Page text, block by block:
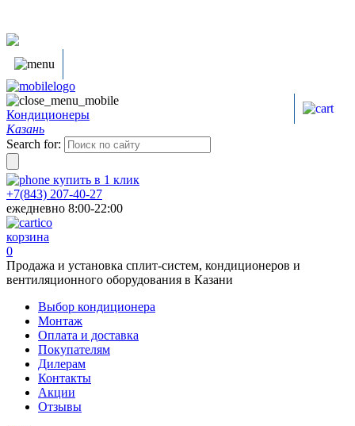
Кондиционеры
Казань
Search for:
купить в 1 клик
+7(843) 207-40-27
ежедневно 8:00-22:00
корзина
0
Продажа и установка сплит-систем, кондиционеров и
вентиляционного оборудования в Казани
Выбор кондиционера
Монтаж
Оплата и доставка
Покупателям
Дилерам
Контакты
Акции
Отзывы